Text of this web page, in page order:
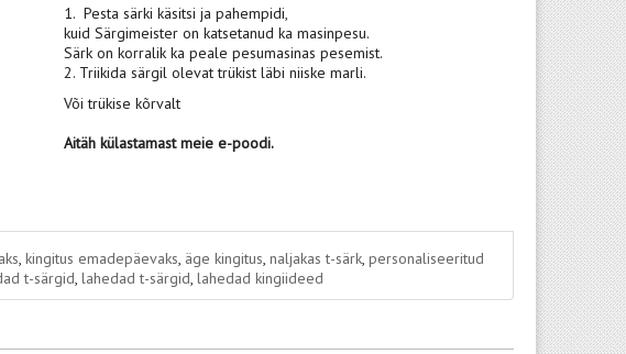
1. Pesta särki käsitsi ja pahempidi,
kuid Särgimeister on katsetanud ka masinpesu.
Särk on korralik ka peale pesumasinas pesemist.
2. Triikida särgil olevat trükist läbi niiske marli.
Või trükise kõrvalt
Aitäh külastamast meie e-poodi.
, kingitus emadepäevaks, äge kingitus, naljakas t-särk, personaliseeritud
t-särgid, lahedad t-särgid, lahedad kingiideed